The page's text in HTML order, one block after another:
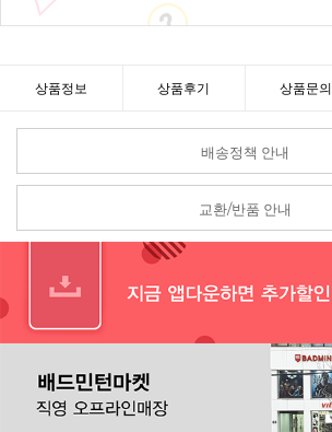
상품정보 상품후기 상품문의
배송정책 안내
교환/반품 안내